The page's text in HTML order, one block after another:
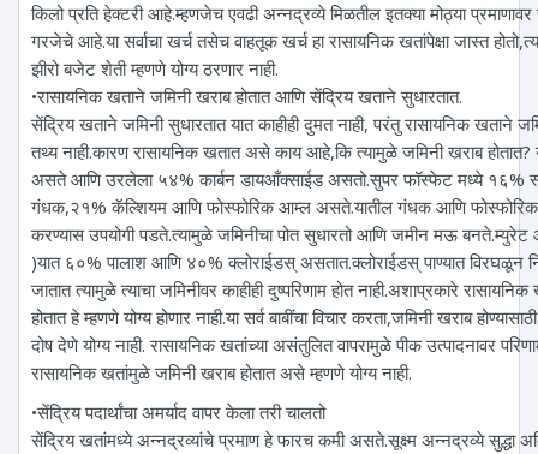
किलो प्रति हेक्टरी आहे.म्हणजेच एवढी अन्नद्रव्ये मिळतील इतक्या मोठ्या
गरजेचे आहे.या सर्वाचा खर्च तसेच वाहतूक खर्च हा रासायनिक खतांपेक्षा जास्त
झीरो बजेट शेती म्हणणे योग्य ठरणार नाही.
•रासायनिक खताने जमिनी खराब होतात आणि सेंद्रिय खताने सुधारतात.
सेंद्रिय खताने जमिनी सुधारतात यात काहीही दुमत नाही, परंतु रासायनिक खताने
तथ्य नाही.कारण रासायनिक खतात असे काय आहे,कि त्यामुळे जमिनी खराब
असते आणि उरलेला ५४% कार्बन डायआँक्साईड असतो.सुपर फॉस्फेट मध्ये १६%
गंधक,२१% कॅल्शियम आणि फोस्फोरिक आम्ल असते.यातील गंधक आणि फोस्फोरिक
करण्यास उपयोगी पडते.त्यामुळे जमिनीचा पोत सुधारतो आणि जमीन मऊ
)यात ६०% पालाश आणि ४०% क्लोराईडस् असतात.क्लोराईडस् पाण्यात विरघळून
जातात त्यामुळे त्याचा जमिनीवर काहीही दुष्परिणाम होत नाही.अशाप्रकारे
होतात हे म्हणणे योग्य होणार नाही.या सर्व बाबींचा विचार करता,जमिनी खराब
दोष देणे योग्य नाही. रासायनिक खतांच्या असंतुलित वापरामुळे पीक उत्पादनावर
रासायनिक खतांमुळे जमिनी खराब होतात असे म्हणणे योग्य नाही.
•सेंद्रिय पदार्थांचा अमर्याद वापर केला तरी चालतो
सेंद्रिय खतांमध्ये अन्नद्रव्यांचे प्रमाण हे फारच कमी असते.सूक्ष्म अन्नद्रव्ये सुद्धा